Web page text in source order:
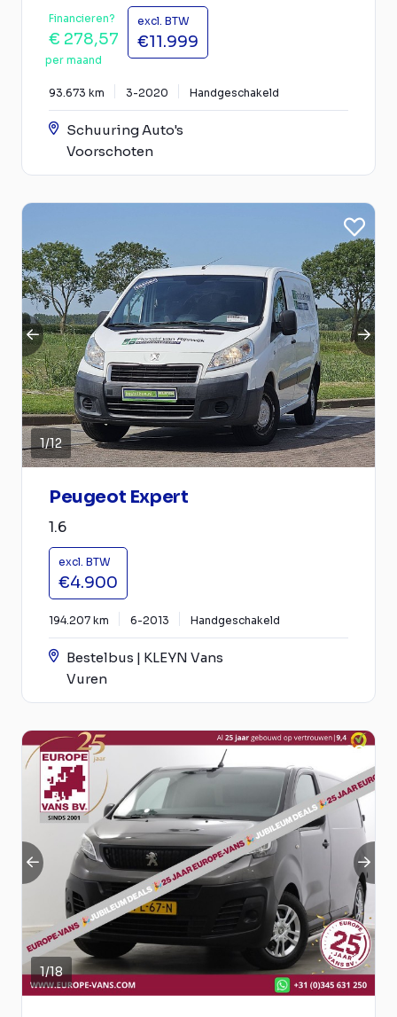
Financieren?
€ 278,57
per maand
excl. BTW
€11.999
93.673 km 3-2020 Handgeschakeld
Schuuring Auto's
Voorschoten
1/12
Peugeot Expert
1.6
excl. BTW
€4.900
194.207 km 6-2013 Handgeschakeld
Bestelbus | KLEYN Vans
Vuren
1/18